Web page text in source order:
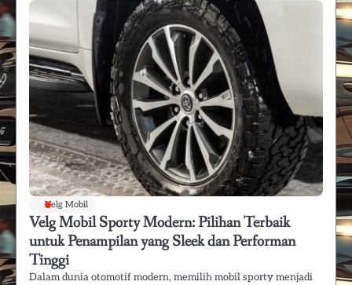
Velg Mobil
Velg Mobil Sporty Modern: Pilihan Terbaik
untuk Penampilan yang Sleek dan Performan
Tinggi
Dalam dunia otomotif modern, memilih mobil sporty menjadi